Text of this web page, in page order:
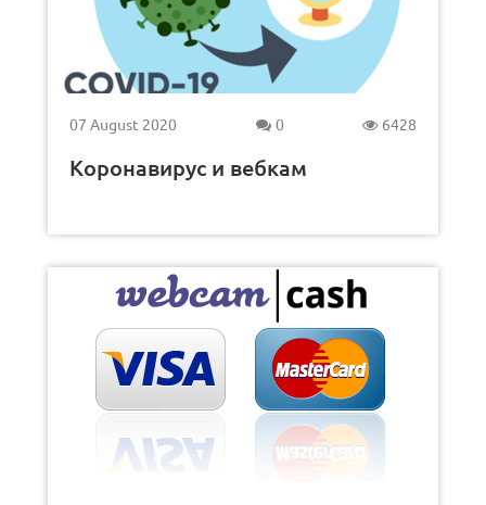
07 August 2020 0 6428
Коронавирус и вебкам